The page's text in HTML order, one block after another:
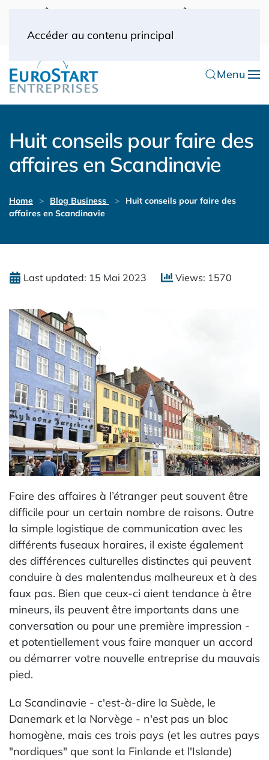
Accéder au contenu principal
(0) 1 53 57 49 10
0033 (0) 6 70 52 11 09
Menu
Huit conseils pour faire des
affaires en Scandinavie
Home Blog Business
Huit conseils pour faire des
affaires en Scandinavie
Last updated: 15 Mai 2023 Views: 1570
Faire des affaires à l’étranger peut souvent être
difficile pour un certain nombre de raisons. Outre
la simple logistique de communication avec les
différents fuseaux horaires, il existe également
des différences culturelles distinctes qui peuvent
conduire à des malentendus malheureux et à des
faux pas. Bien que ceux-ci aient tendance à être
mineurs, ils peuvent être importants dans une
conversation ou pour une première impression -
et potentiellement vous faire manquer un accord
ou démarrer votre nouvelle entreprise du mauvais
pied.
La Scandinavie - c'est-à-dire la Suède, le
Danemark et la Norvège - n'est pas un bloc
homogène, mais ces trois pays (et les autres pays
"nordiques" que sont la Finlande et l'Islande)